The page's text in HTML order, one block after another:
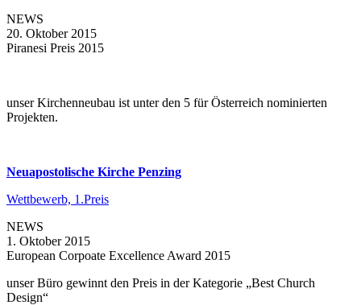
NEWS
20. Oktober 2015
Piranesi Preis 2015
unser Kirchenneubau ist unter den 5 für Österreich nominierten
Projekten.
Neuapostolische Kirche Penzing
Wettbewerb, 1.Preis
NEWS
1. Oktober 2015
European Corpoate Excellence Award 2015
unser Büro gewinnt den Preis in der Kategorie „Best Church
Design“